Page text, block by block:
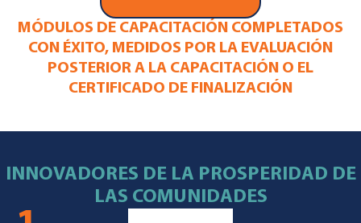
MÓDULOS DE CAPACITACIÓN COMPLETADOS
CON ÉXITO, MEDIDOS POR LA EVALUACIÓN
POSTERIOR A LA CAPACITACIÓN O EL
CERTIFICADO DE FINALIZACIÓN
INNOVADORES DE LA PROSPERIDAD DE
LAS COMUNIDADES